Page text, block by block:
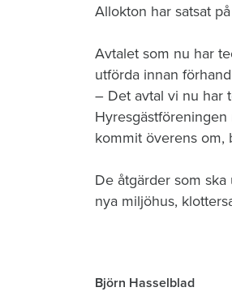
Allokton har satsat
Avtalet som nu har
utförda innan
– Det avtal vi nu har
kommit överens om,
De åtgärder som
nya miljöhus,
Björn Hasselblad